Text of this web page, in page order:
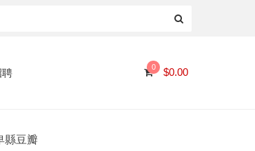
聘 0 $0.00
縣豆瓣